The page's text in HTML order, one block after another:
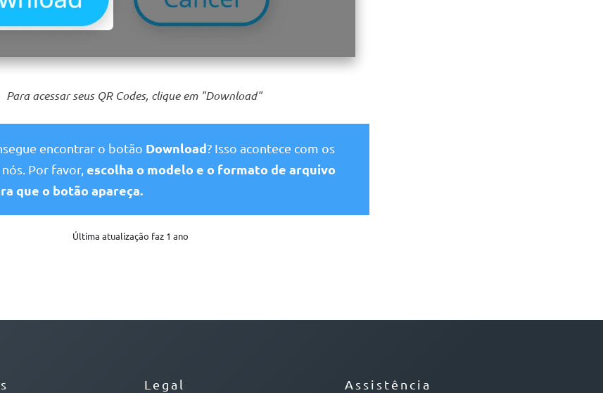
Para acessar seus QR Codes, clique em "Download"
encontrar o botão Download? Isso acontece com os
Por favor,escolha o modelo e o formato de arquivo
que o botão apareça.
Última atualização faz 1 ano
Legal Assistência